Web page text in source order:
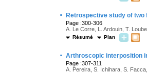
· Retrospective study of
Page :300-306
A. Le Corre, L. Ardouin, T.
Résumé Plan
· Arthroscopic interposition
Page :307-311
A. Pereira, S. Ichihara, S.